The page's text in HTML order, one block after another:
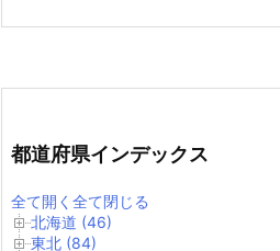
都道府県インデックス
全て開く 全て閉じる
北海道 (46)
東北 (84)